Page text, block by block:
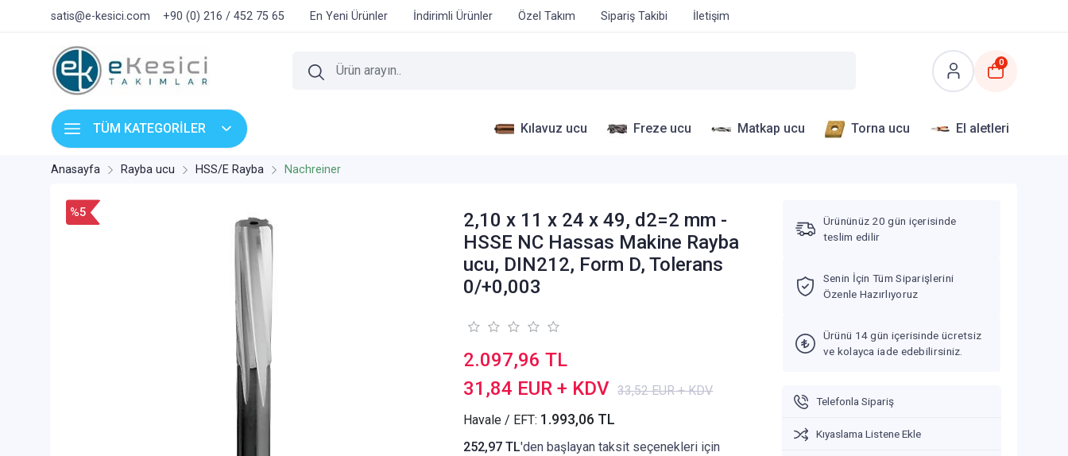
satis@e-kesici.com +90 (0) 216 / 452 75 65 En Yeni Ürünler İndirimli Ürünler Özel Takım Sipariş Takibi İletişim
0
TÜM KATEGORİLER Kılavuz ucu Freze ucu Matkap ucu Torna ucu El aletleri
Anasayfa Rayba ucu HSS/E Rayba Nachreiner
%5
2,10 x 11 x 24 x 49, d2=2 mm -
HSSE NC Hassas Makine Rayba
ucu, DIN212, Form D, Tolerans
0/+0,003
2.097,96 TL
31,84 EUR + KDV 33,52 EUR + KDV
Havale / EFT: 1.993,06 TL
252,97 TL'den başlayan taksit seçenekleri için
Ürününüz 20 gün içerisinde
teslim edilir
Senin İçin Tüm Siparişlerini
Özenle Hazırlıyoruz
Ürünü 14 gün içerisinde ücretsiz
ve kolayca iade edebilirsiniz.
Telefonla Sipariş
Kıyaslama Listene Ekle